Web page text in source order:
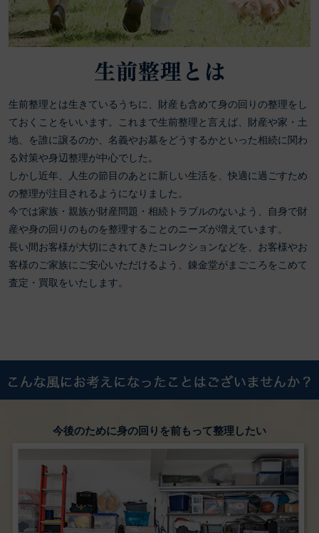
生前整理とは生きているうちに、財産も含めて身の回りの整理をし
ておくことをいいます。これまで生前整理と言えば、財産や家・土
地、を誰に譲るのか、名義やお墓をどうするかといった相続に関わ
る対策や身辺整理が中心でした。
しかし近年、人生の節目のあとに新しい生活を、快適に過ごすため
の整理が注目されるようになりました。
今では家族・親族が財産問題・相続トラブルのないよう、自身で財
産や身の回りのものを整理することのニーズが増えています。
長い間お客様が大切にされてきたコレクションなどを、お客様やお
客様のご家族にご安心いただけるよう、錬金堂がまごころをこめて
査定・買取をいたします。
今後のために身の回りを前もって整理したい